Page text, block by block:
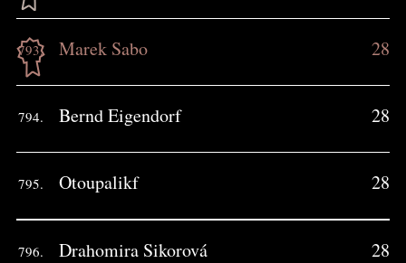
793. Marek Sabo 28
794. Bernd Eigendorf 28
795. Otoupalikf 28
796. Drahomira Sikorová 28